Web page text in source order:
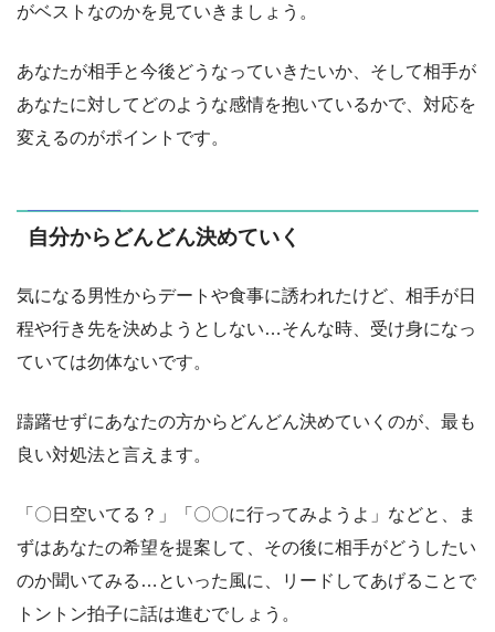
がベストなのかを見ていきましょう。
あなたが相手と今後どうなっていきたいか、そして相手が
あなたに対してどのような感情を抱いているかで、対応を
変えるのがポイントです。
自分からどんどん決めていく
気になる男性からデートや食事に誘われたけど、相手が日
程や行き先を決めようとしない…そんな時、受け身になっ
ていては勿体ないです。
躊躇せずにあなたの方からどんどん決めていくのが、最も
良い対処法と言えます。
「〇日空いてる？」「〇〇に行ってみようよ」などと、ま
ずはあなたの希望を提案して、その後に相手がどうしたい
のか聞いてみる…といった風に、リードしてあげることで
トントン拍子に話は進むでしょう。